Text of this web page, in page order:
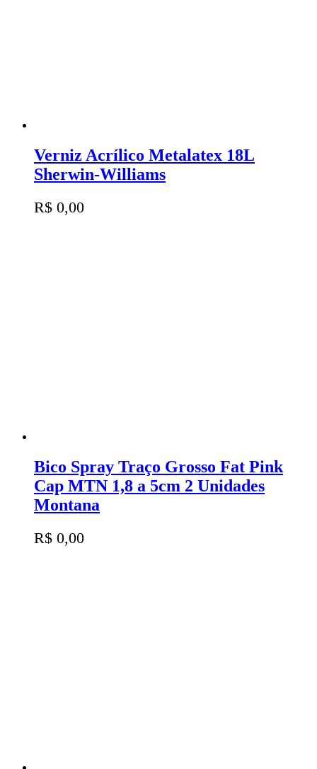
Verniz Acrílico Metalatex 18L
Sherwin-Williams
R$ 0,00
Bico Spray Traço Grosso Fat Pink
Cap MTN 1,8 a 5cm 2 Unidades
Montana
R$ 0,00